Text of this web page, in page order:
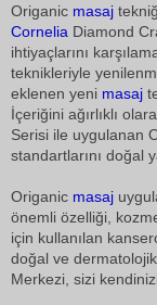
Origanic masaj
Cornelia Diamond
ihtiyaçlarını
teknikleriyle
eklenen yeni masaj
İçeriğini ağırlıklı
Serisi ile uygulanan
standartlarını doğal
Origanic masaj
önemli özelliği,
için kullanılan
doğal ve
Merkezi, sizi